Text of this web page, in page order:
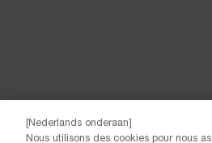
[Nederlands onderaan]
Nous utilisons des cookies pour nous